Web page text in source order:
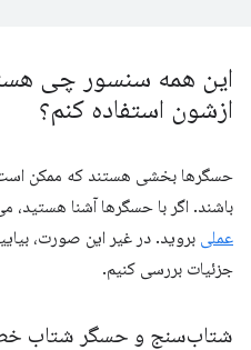
این همه سنسور چی
ازشون استفاده کنم؟
حسگرها بخشی هستند که ممکن
باشند. اگر با حسگرها آشنا هستید،
عملی بروید. در غیر این صورت،
جزئیات بررسی کنیم.
شتاب‌سنج و حسگر شتاب